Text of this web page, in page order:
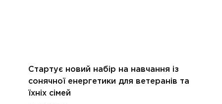
Стартує новий набір на навчання із
сонячної енергетики для ветеранів та
їхніх сімей